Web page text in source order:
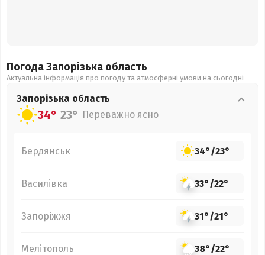
Погода Запорізька область
Актуальна інформація про погоду та атмосферні умови на сьогодні
Запорізька область
34° 23° Переважно ясно
Бердянськ 34°/23°
Василівка 33°/22°
Запоріжжя 31°/21°
Мелітополь 38°/22°